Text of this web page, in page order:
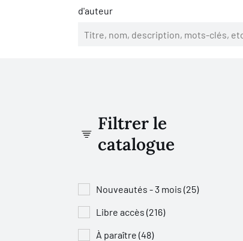
d'auteur
Filtrer le
catalogue
Nouveautés - 3 mois (25)
Libre accès (216)
À paraître (48)